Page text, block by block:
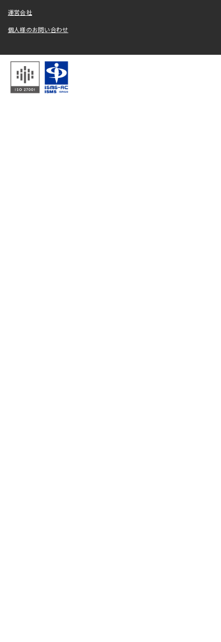
運営会社
個人様のお問い合わせ